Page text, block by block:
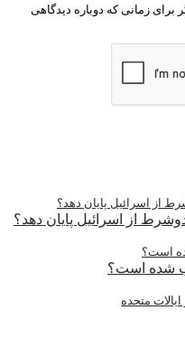
برای زمانی که دوباره دیدگاهی
از اسرائیل پایان دهد؟
شده است؟